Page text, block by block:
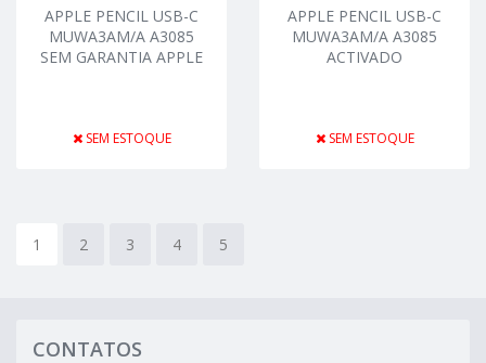
APPLE PENCIL USB-C
MUWA3AM/A A3085
SEM GARANTIA APPLE
SEM ESTOQUE
APPLE PENCIL USB-C
MUWA3AM/A A3085
ACTIVADO
SEM ESTOQUE
1 2 3 4 5
CONTATOS